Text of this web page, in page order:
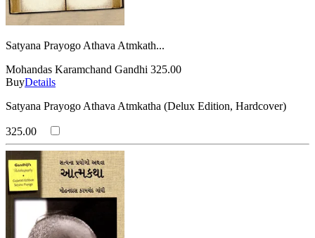
Satyana Prayogo Athava Atmkath...
Mohandas Karamchand Gandhi 325.00
BuyDetails
Satyana Prayogo Athava Atmkatha (Delux Edition, Hardcover)
325.00